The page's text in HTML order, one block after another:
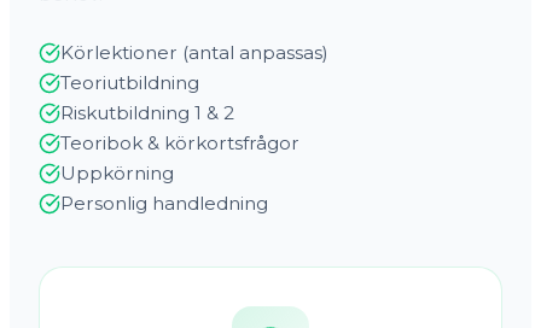
Körlektioner (antal anpassas)
Teoriutbildning
Riskutbildning 1 & 2
Teoribok & körkortsfrågor
Uppkörning
Personlig handledning